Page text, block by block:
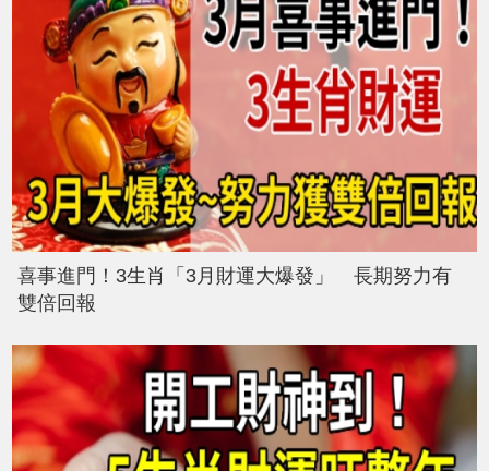
喜事進門！3生肖「3月財運大爆發」 長期努力有
雙倍回報